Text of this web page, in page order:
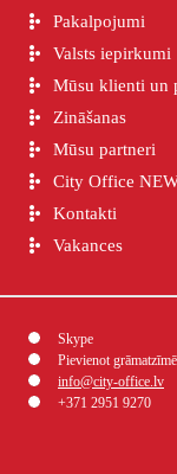
Pakalpojumi
Valsts iepirkumi
Mūsu klienti un
Zināšanas
Mūsu partneri
City Office
Kontakti
Vakances
Skype
Pievienot
info@city-office.lv
+371 2951 9270